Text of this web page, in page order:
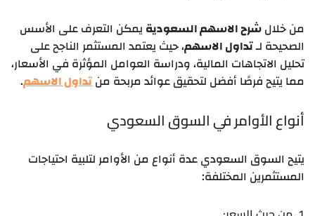
من خلالشرح الاسهم السعودية يمكن التعرف على الأسس
الصحيحة لـتداول الاسهم، حيث يعتمد المستثمر الناجح على
تحليل الاتجاهات المالية، ودراسة العوامل المؤثرة في الأسعار،
مما يتيح فرصًا أفضل لتحقيق عوائد مربحة منتداول الاسهم.
أنواع الأوامر في السوق السعودي
يتيح السوق السعودي عدة أنواع من الأوامر لتلبية احتياجات
المستثمرين المختلفة: